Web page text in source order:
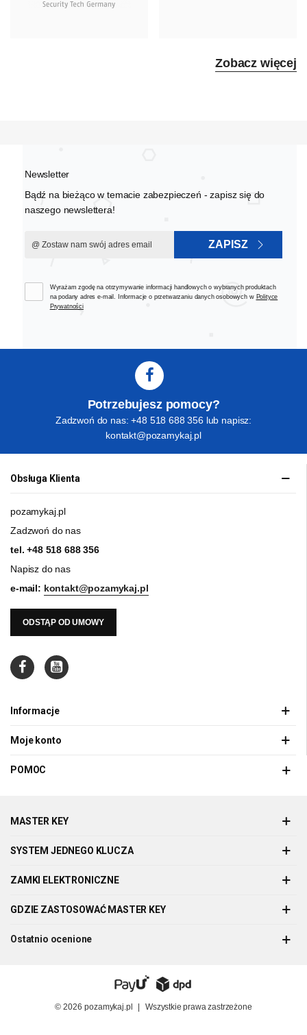
Zobacz więcej
Newsletter
Bądź na bieżąco w temacie zabezpieczeń - zapisz się do
naszego newslettera!
ZAPISZ
Wyrażam zgodę na otrzymywanie informacji handlowych o wybranych produktach
na podany adres e-mail. Informacje o przetwarzaniu danych osobowych w Polityce
Prywatności
Potrzebujesz pomocy?
Zadzwoń do nas: +48 518 688 356 lub napisz:
kontakt@pozamykaj.pl
Obsługa Klienta
pozamykaj.pl
Zadzwoń do nas
tel.+48 518 688 356
Napisz do nas
e-mail: kontakt@pozamykaj.pl
ODSTĄP OD UMOWY
Informacje
Moje konto
POMOC
MASTER KEY
SYSTEM JEDNEGO KLUCZA
ZAMKI ELEKTRONICZNE
GDZIE ZASTOSOWAĆ MASTER KEY
Ostatnio ocenione
© 2026 pozamykaj.pl Wszystkie prawa zastrzeżone